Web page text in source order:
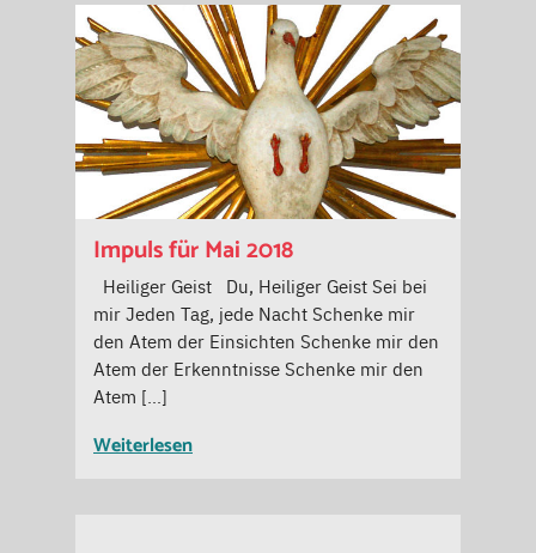
Impuls für Mai 2018
Heiliger Geist Du, Heiliger Geist Sei bei
mir Jeden Tag, jede Nacht Schenke mir
den Atem der Einsichten Schenke mir den
Atem der Erkenntnisse Schenke mir den
Atem […]
Weiterlesen